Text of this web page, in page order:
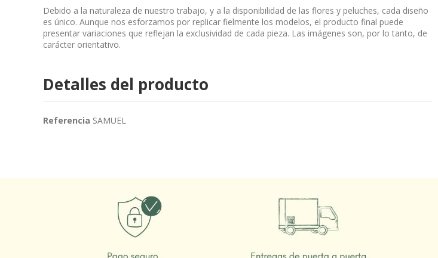
Debido a la naturaleza de nuestro trabajo, y a la disponibilidad de las flores y peluches, cada diseño
es único. Aunque nos esforzamos por replicar fielmente los modelos, el producto final puede
presentar variaciones que reflejan la exclusividad de cada pieza. Las imágenes son, por lo tanto, de
carácter orientativo.
Detalles del producto
Referencia SAMUEL